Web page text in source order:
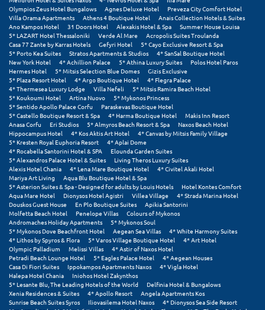
Olympios Zeus Hotel Bungalows
Agnes Deluxe Hotel
Preveza City Comfort Hotel
Villa Orama Apartments
Athens 4 Boutique Hotel
Anais Collection Hotels & Suites
Ano Kampos Hotel
31 Doors Hotel Alexakis Hotel & Spa
Summer House Louisa
5* LAZART Hotel Thessaloniki
Verde Al Mare
Acropolis Suites Troulanda
Casa 77 Zante by Karras Hotels
Gefyri Hotel
5* Cayo Exclusive Resort & Spa
5* Porto Kea Suites
Stratos Apartments & Studios
4* SanSal Boutique Hotel
New York Hotel
4* Achillion Palace 5* Athina Luxury Suites
Polos Hotel Paros
Hermes Hotel
5* Mitsis Selection Blue Domes
Gizis Exclusive
5* Plaza Resort Hotel
4* Argo Boutique Hotel
4* Flegra Palace
4* Thermesea Luxury Lodge
Villa Nefeli
5* Mitsis Ramira Beach Hotel
5* Koukoumi Hotel
Artina Nuovo
5* Mykonos Princess
5* Sentido Apollo Palace Corfu
Paraskevas Boutique Hotel
5* Castello Boutique Resort & Spa
4* Harma Boutique Hotel
Makis Inn Resort
Anasa Corfu
Eri Studios 5* Almyros Beach Resort & Spa
Naxos Beach Hotel
Hippocampus Hotel
4* Kos Aktis Art Hotel
4* Canvas by Mitsis Family Village
5* Kresten Royal Euphoria Resort
4* Aplai Dome
4* Rocabella Santorini Hotel & SPA
Elounda Garden Suites
5* Alexandros Palace Hotel & Suites
Living Theros Luxury Suites
Alexis Hotel Chania
4* Lena Mare Boutique Hotel
4* Civitel Akali Hotel
Mariya Art Living
Aqua Blu Boutique Hotel & Spa
5* Asterion Suites & Spa - Designed for adults by Louis Hotels
Hotel Kontes Comfort
Aqua Mare Hotel
Dionysos Hotel Agistri Villea Village
4* Strada Marina Hotel
Douskos Guest House
En Plo Boutique Suites
Apikia Santorini
Molfetta Beach Hotel
Penelope Villas
Colours of Mykonos
Andromaches Holiday Apartments
5* Mykonos Soul
5* Mykonos Dove Beachfront Hotel
Aegean Sea Villas
4* White Harmony Suites
4* Lithos by Spyros & Flora
5* Varos Village Boutique Hotel
4* Art Hotel
Olympic Palladium
Melissi Villas
4* Astir of Naxos Hotel
Petradi Beach Lounge Hotel
5* Eagles Palace Hotel
4* Aegean Houses
Casa Di Fiori Suites
Ippokampos Apartments Naxos
4* Vigla Hotel
Halepa Hotel Chania
Iniohos Hotel Zakynthos
5* Lesante Blu, The Leading Hotels of the World
Delfinia Hotel & Bungalows
Xenia Residences & Suites
4* Apollo Resort
Angela Apartments Kos
Sunrise Beach Suites Syros
Iliovasilema Hotel Naxos
4* Dionysos Sea Side Resort